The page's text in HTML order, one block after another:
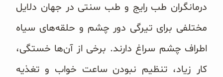
زیتون و روغن زیتون
غلات و دانه‌های سالم
درمانگران طب رایج و طب سنتی در جهان دلایل
مختلفی برای تیرگی دور چشم و حلقه‌های سیاه
اطراف چشم سراغ دارند. برخی از آن‌ها خستگی،
کار زیاد، تنظیم نبودن ساعت خواب و تغذیه